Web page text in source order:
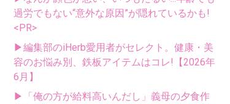
過労でもない“意外な原因”が隠れているかも!
<PR>
▶編集部のiHerb愛用者がセレクト。健康・美
容のお悩み別、鉄板アイテムはコレ!【2026年
6月】
▶「俺の方が給料高いんだし」義母の夕食作